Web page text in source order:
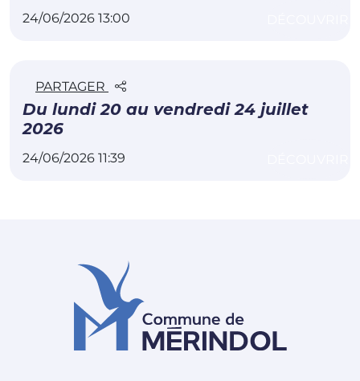
24/06/2026 13:00
PARTAGER
Du lundi 20 au vendredi 24 juillet
2026
24/06/2026 11:39